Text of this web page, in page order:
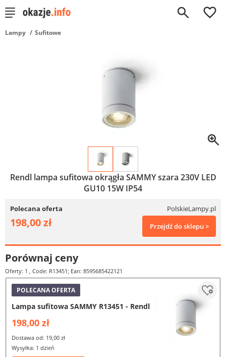
0
Lampy Sufitowe
Rendl lampa sufitowa okrągła SAMMY szara 230V LED
GU10 15W IP54
Polecana oferta PolskieLampy.pl
198,00 zł Przejdź do sklepu >
Porównaj ceny
Oferty: 1 , Code: R13451; Ean: 8595685422121
POLECANA OFERTA
Lampa sufitowa SAMMY R13451 - Rendl
198,00 zł
Dostawa od: 19,00 zł
Wysyłka: 1 dzień